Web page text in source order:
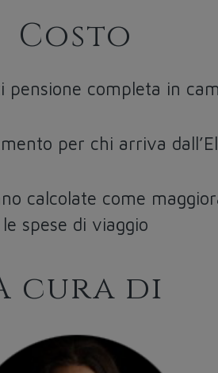
Costo
completa in
per chi arriva
calcolate come
le spese di viaggio
cura di